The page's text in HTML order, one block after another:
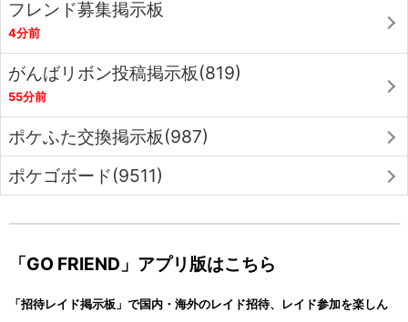
フレンド募集掲示板
4分前
がんばリボン投稿掲示板(819)
55分前
ポケふた交換掲示板(987)
ポケゴボード(9511)
「GO FRIEND」アプリ版はこちら
「招待レイド掲示板」で国内・海外のレイド招待、レイド参加を楽しん